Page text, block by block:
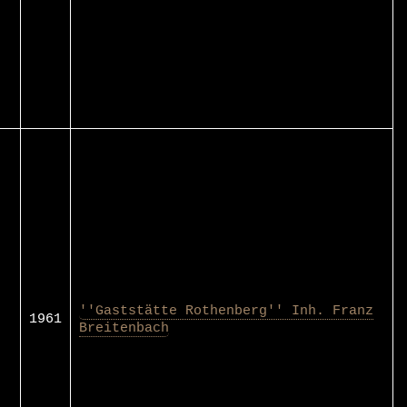
1961
''Gaststätte Rothenberg'' Inh. Franz
Breitenbach